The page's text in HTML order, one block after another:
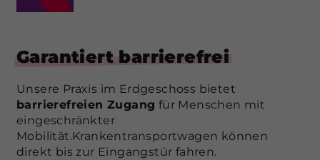
Garantiert barrierefrei
Unsere Praxis im Erdgeschoss bietet
barrierefreien Zugang für Menschen mit
eingeschränkter
Mobilität.Krankentransportwagen können
direkt bis zur Eingangstür fahren.